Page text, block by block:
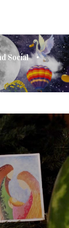
Social •